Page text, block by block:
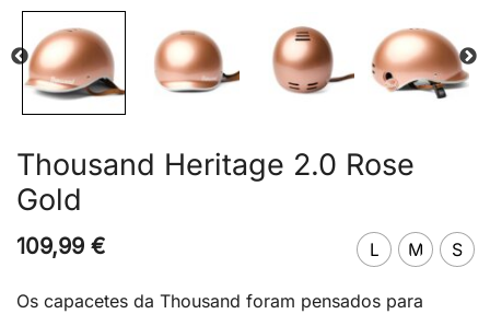
Thousand Heritage 2.0 Rose
Gold
109,99 € L M S
Os capacetes da Thousand foram pensados para